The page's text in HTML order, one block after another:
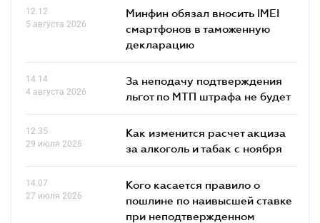
12.12
5 августа 2026
Минфин обязал вносить IMEI
смартфонов в таможенную
декларацию
14.14
4 августа 2026
За неподачу подтверждения
льгот по МТП штрафа не будет
12.35
29 июля 2026
Как изменится расчет акциза
за алкоголь и табак с ноября
14.07
27 июля 2026
Кого касается правило о
пошлине по наивысшей ставке
при неподтвержденном